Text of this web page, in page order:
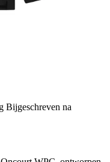
Bijgeschreven na